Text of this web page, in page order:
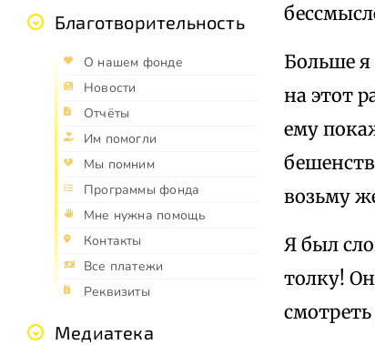
Благотворительность
О нашем фонде
Новости
Отчёты
Им помогли
Мы помним
Программы фонда
Мне нужна помощь
Контакты
Все платежи
Реквизиты
Медиатека
Больше я
на этот
ему
возьму
Я был
толку!